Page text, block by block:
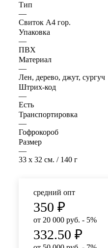
Тип
—
Свиток А4 гор.
Упаковка
—
ПВХ
Материал
—
Лен, дерево, джут, сургуч
Штрих-код
—
Есть
Транспортировка
—
Гофрокороб
Размер
—
33 x 32 см. / 140 г
средний опт
350 ₽
от 20 000 руб. - 5%
332.50 ₽